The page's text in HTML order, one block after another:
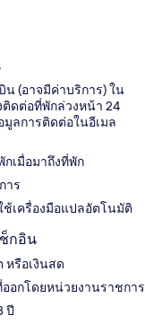
(อาจมีค่าบริการ) ใน
ติดต่อที่พักล่วงหน้า 24
ลการติดต่อในอีเมล
เมื่อมาถึงที่พัก
าร
เครื่องมือแปลอัตโนมัติ
กอิน
หรือเงินสด
อกโดยหน่วยงานราชการ
ปี